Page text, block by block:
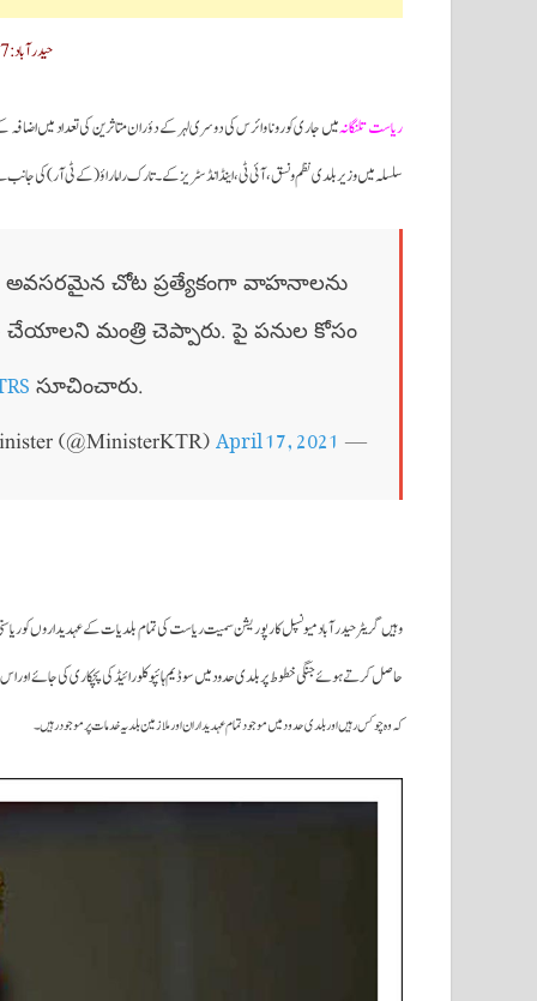
حیدرآباد:17۔اپریل(سحر نیوز ڈاٹ کام)
ریاست تلنگانہمیں جاری کورونا وائرس کی دوسری لہر کے دؤران متاثرین کی تعداد میں
سلسلہ میں وزیر بلدی نظم و نسق،آئی ٹی، اینڈ انڈسٹریز کے۔تارک راما راؤ(کے ٹی آر) کی
అవసరమైన చోట ప్రత్యేకంగా వాహనాలను
చేయాలని మంత్రి చెప్పారు. పై పనుల కోసం
సూచించారు.
— KTR, Former Minister (@MinisterKTR)
April 17, 2021
وہیں گریٹر حیدرآباد میونسپل کارپوریشن سمیت ریاست کی تمام بلدیات کے عہدیداروں کو
حاصل کرتے ہوئے جنگی خطوط پر بلدی حدود میں سوڈیم ہائپوکلورائیڈ کی پچکاری کی جائے اور
کہ وہ چوکس رہیں اور بلدی حدود میں موجود تمام عہدیداران اور ملازمین بلدیہ خدمات پر موجودرہیں۔